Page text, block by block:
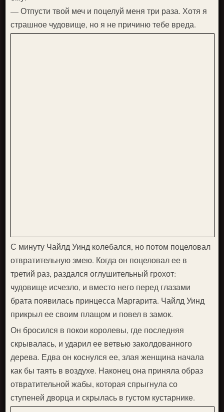
— Отпусти твой меч и поцелуй меня три раза. Хотя я
страшное чудовище, но я не причиню тебе вреда.
С минуту Чайлд Уинд колебался, но потом поцеловал
отвратительную змею. Когда он поцеловал ее в
третий раз, раздался оглушительный грохот:
чудовище исчезло, и вместо него перед глазами
брата появилась принцесса Маргарита. Чайлд Уинд
прикрыл ее своим плащом и повел в замок.
Он бросился в покои королевы, где последняя
скрывалась, и ударил ее ветвью заколдованного
дерева. Едва он коснулся ее, злая женщина начала
как бы таять в воздухе. Наконец она приняла образ
отвратительной жабы, которая спрыгнула со
ступеней дворца и скрылась в густом кустарнике.